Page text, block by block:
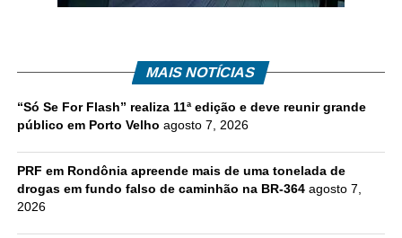
MAIS NOTÍCIAS
“Só Se For Flash” realiza 11ª edição e deve reunir grande
público em Porto Velho agosto 7, 2026
PRF em Rondônia apreende mais de uma tonelada de
drogas em fundo falso de caminhão na BR-364 agosto 7,
2026